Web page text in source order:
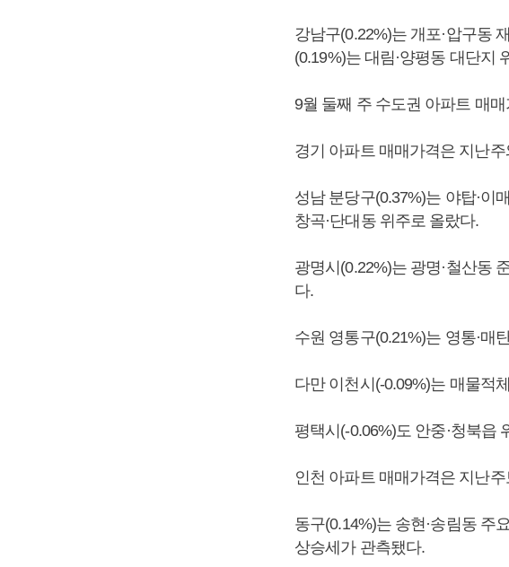
강남구(0.22%)는 개포·압구동
(0.19%)는 대림·양평동 대단지
9월 둘째 주 수도권 아파트 매
경기 아파트 매매가격은 지난
성남 분당구(0.37%)는 야탑·이
창곡·단대동 위주로 올랐다.
광명시(0.22%)는 광명·철산동
다.
수원 영통구(0.21%)는 영통·매
다만 이천시(-0.09%)는 매물적
평택시(-0.06%)도 안중·청북읍
인천 아파트 매매가격은 지난
동구(0.14%)는 송현·송림동 주
상승세가 관측됐다.